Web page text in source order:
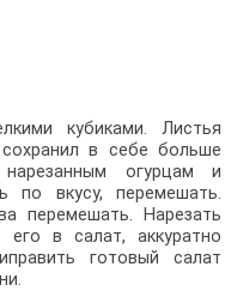
кубиками. Листья
в себе больше
огурцам и
по вкусу, перемешать.
перемешать. Нарезать
в салат, аккуратно
готовый салат